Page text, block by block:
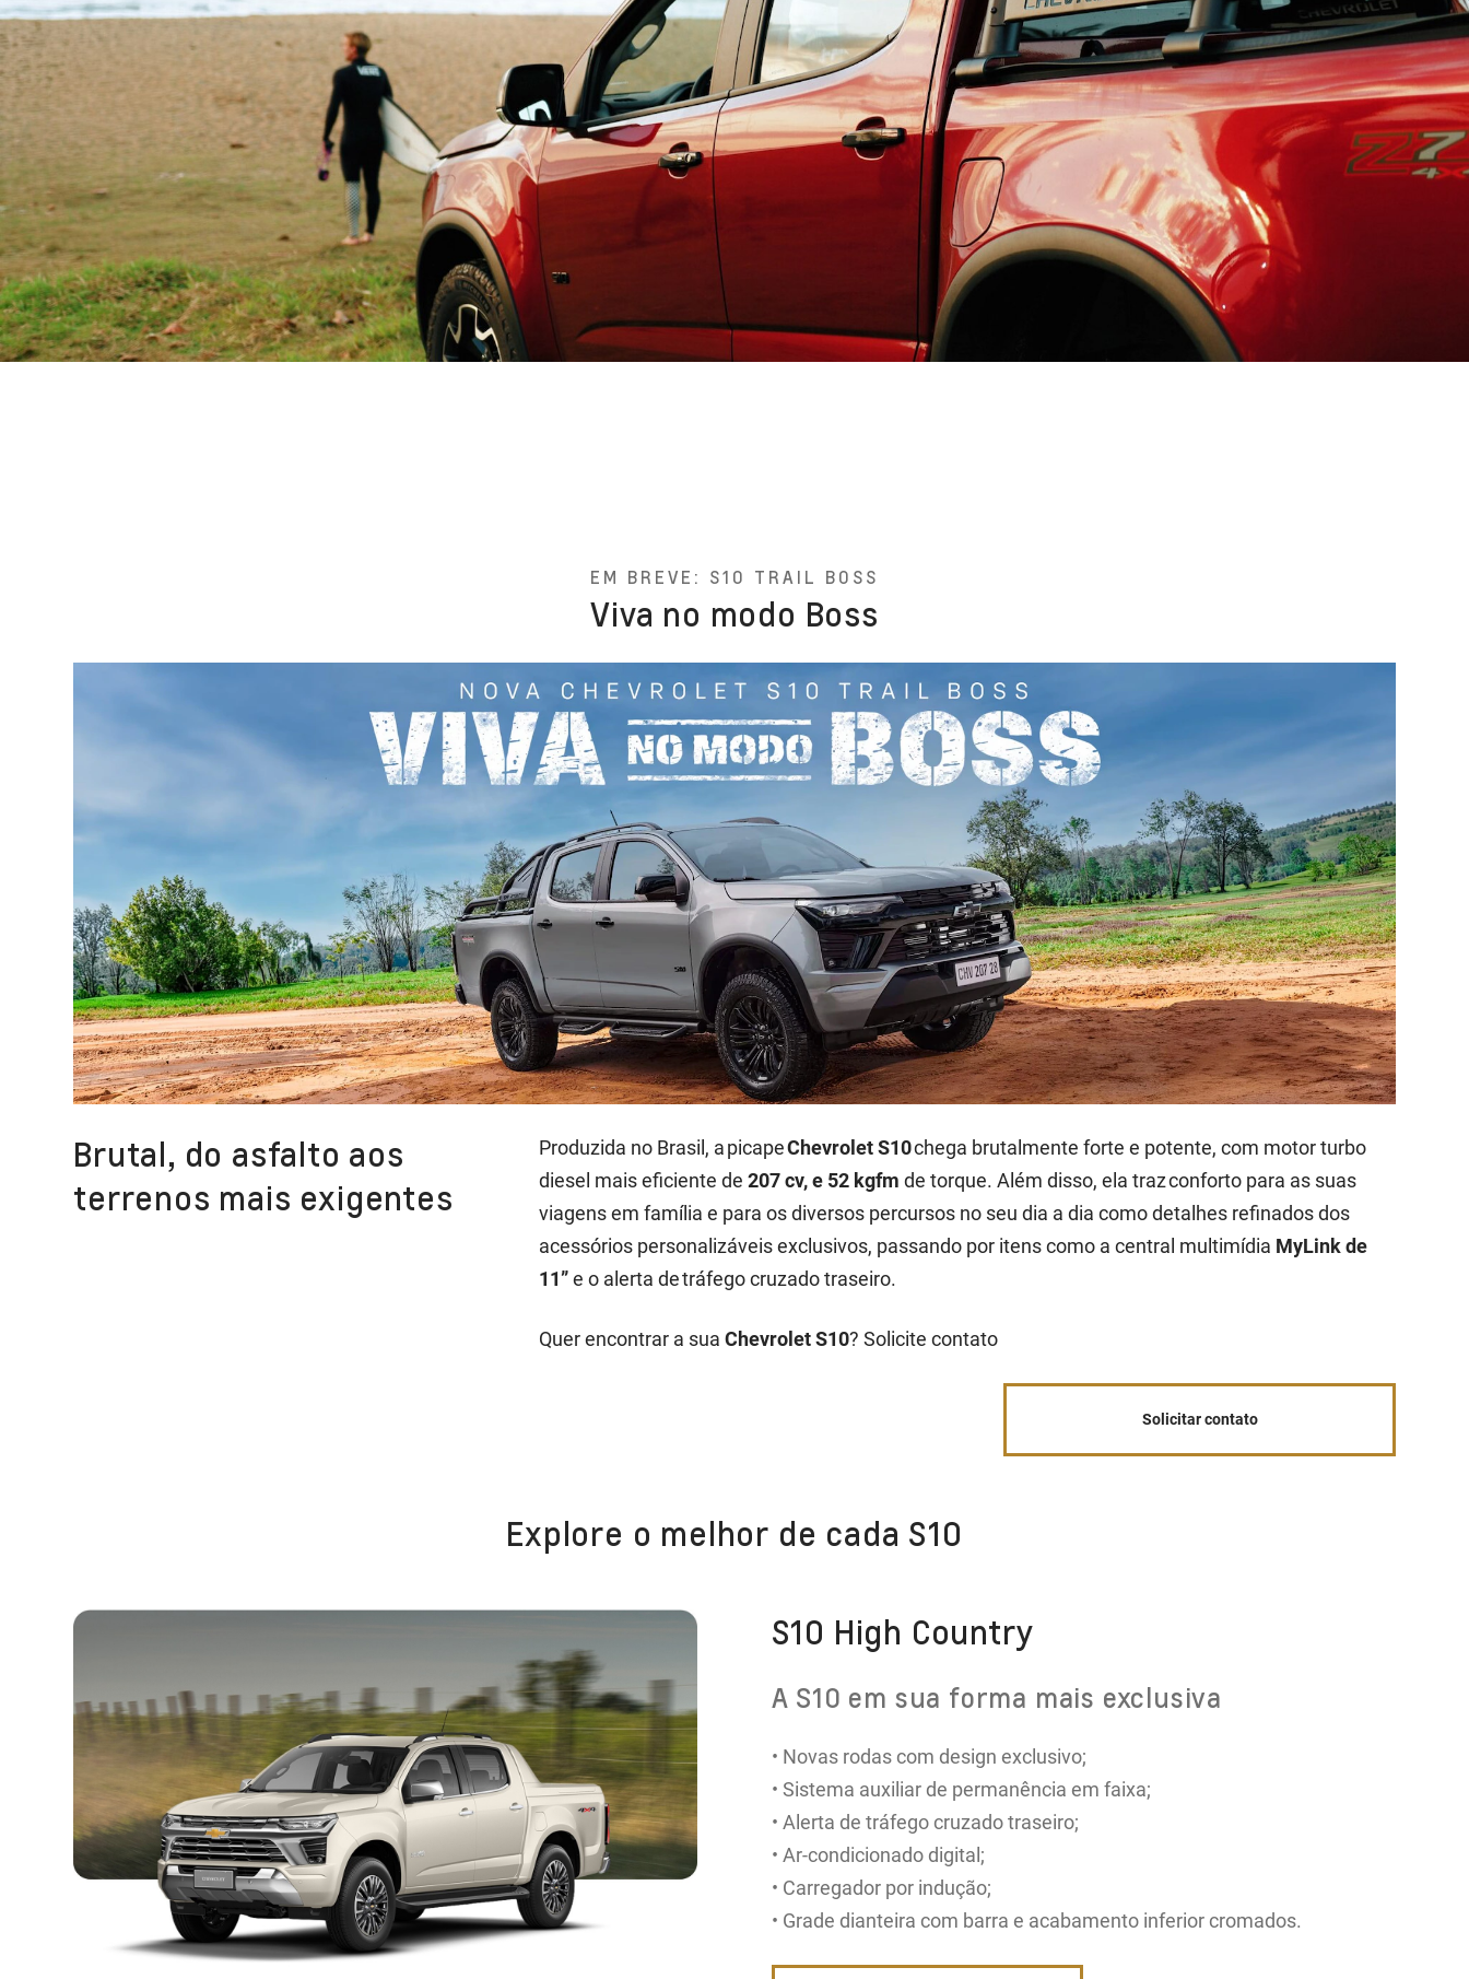
EM BREVE: S10 TRAIL BOSS
Viva no modo Boss
Brutal, do asfalto aos
terrenos mais exigentes
Produzida no Brasil, a picapeChevrolet S10chega brutalmente forte e potente, com motor turbo
diesel mais eficiente de 207 cv, e 52 kgfm de torque. Além disso, ela traz conforto para as suas
viagens em família e para os diversos percursos no seu dia a dia como detalhes refinados dos
acessórios personalizáveis exclusivos, passando por itens como a central multimídia MyLink de
11”e o alerta de tráfego cruzado traseiro.
Quer encontrar a sua Chevrolet S10? Solicite contato
Solicitar contato
Explore o melhor de cada S10
S10 High Country
A S10 em sua forma mais exclusiva
• Novas rodas com design exclusivo;
• Sistema auxiliar de permanência em faixa;
• Alerta de tráfego cruzado traseiro;
• Ar-condicionado digital​;
• Carregador por indução;
• Grade dianteira com barra e acabamento inferior cromados.